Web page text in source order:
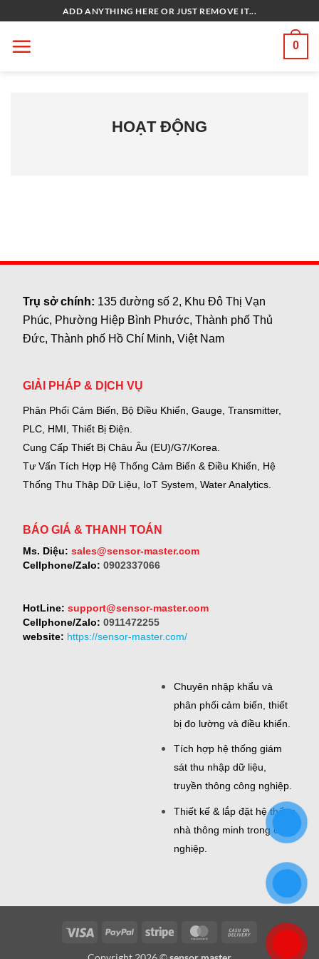
qua
nội
ADD ANYTHING HERE OR JUST REMOVE IT...
0
HOẠT ĐỘNG
Trụ sở chính: 135 đường số 2, Khu Đô Thị Vạn
Phúc, Phường Hiệp Bình Phước, Thành phố Thủ
Đức, Thành phố Hồ Chí Minh, Việt Nam
GIẢI PHÁP & DỊCH VỤ
Phân Phối Cảm Biến, Bộ Điều Khiển, Gauge, Transmitter,
PLC, HMI, Thiết Bị Điện.
Cung Cấp Thiết Bị Châu Âu (EU)/G7/Korea.
Tư Vấn Tích Hợp Hệ Thống Cảm Biến & Điều Khiển, Hệ
Thống Thu Thập Dữ Liệu, IoT System, Water Analytics.
BÁO GIÁ & THANH TOÁN
Ms. Diệu: sales@sensor-master.com
Cellphone/Zalo: 0902337066
HotLine: support@sensor-master.com
Cellphone/Zalo: 0911472255
website: https://sensor-master.com/
Chuyên nhập khẩu và
phân phối cảm biến, thiết
bị đo lường và điều khiển.
Tích hợp hệ thống giám
sát thu nhập dữ liệu,
truyền thông công nghiệp.
Thiết kế & lắp đặt hệ thống
nhà thông minh trong công
nghiệp.
Visa PayPal Stripe MasterCardCash
On